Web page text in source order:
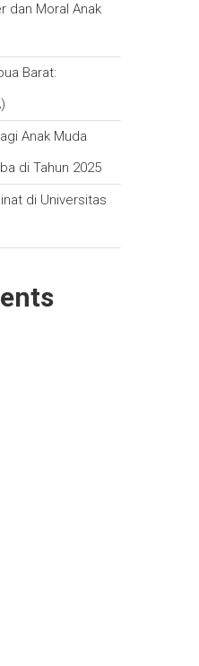
dan Moral Anak
Barat:
Anak Muda
di Tahun 2025
di Universitas